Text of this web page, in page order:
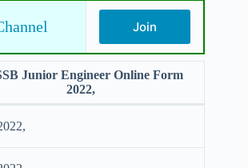
Join
Junior Engineer Online Form
2022,